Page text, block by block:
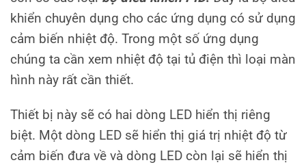
khiển chuyên dụng cho các ứng dụng có sử dụng
cảm biến nhiệt độ. Trong một số ứng dụng
chúng ta cần xem nhiệt độ tại tủ điện thì loại màn
hình này rất cần thiết.
Thiết bị này sẽ có hai dòng LED hiển thị riêng
biệt. Một dòng LED sẽ hiển thị giá trị nhiệt độ từ
cảm biến đưa về và dòng LED còn lại sẽ hiển thị